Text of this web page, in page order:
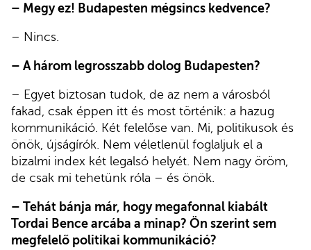
– Megy ez! Budapesten mégsincs kedvence?
– Nincs.
– A három legrosszabb dolog Budapesten?
– Egyet biztosan tudok, de az nem a városból
fakad, csak éppen itt és most történik: a hazug
kommunikáció. Két felelőse van. Mi, politikusok és
önök, újságírók. Nem véletlenül foglaljuk el a
bizalmi index két legalsó helyét. Nem nagy öröm,
de csak mi tehetünk róla – és önök.
– Tehát bánja már, hogy megafonnal kiabált
Tordai Bence arcába a minap? Ön szerint sem
megfelelő politikai kommunikáció?